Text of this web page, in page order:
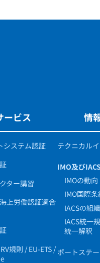
ービス
システム認証
ター講習
上労働認証適合
規則 / EU-ETS /
情
テクニカル
IMO及び
IMOの動向
IMO国際
IACSの組織
IACS統一
統一解釈
ポートステ